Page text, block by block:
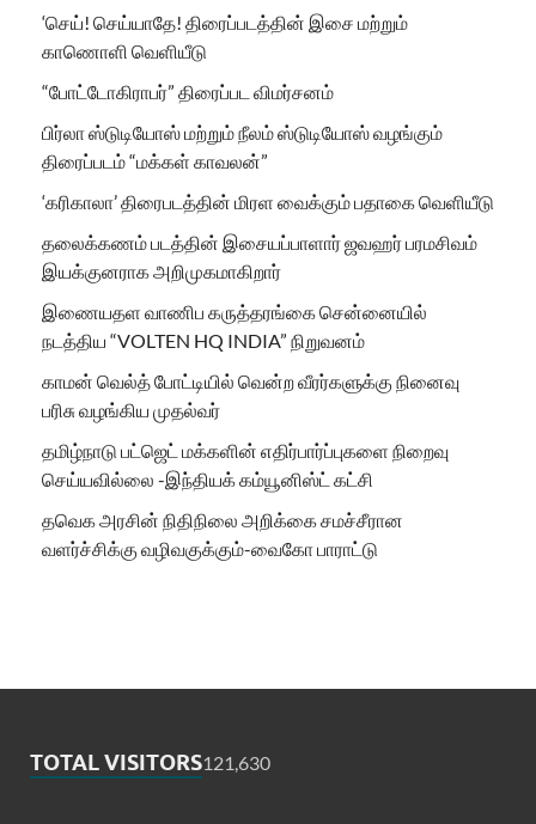
‘செய்! செய்யாதே! திரைப்படத்தின் இசை மற்றும்
காணொளி வெளியீடு
“போட்டோகிராபர்” திரைப்பட விமர்சனம்
பிர்லா ஸ்டுடியோஸ் மற்றும் நீலம் ஸ்டுடியோஸ் வழங்கும்
திரைப்படம் “மக்கள் காவலன்”
‘கரிகாலா’ திரைபடத்தின் மிரள வைக்கும் பதாகை வெளியீடு
தலைக்கணம் படத்தின் இசையப்பாளார் ஜவஹர் பரமசிவம்
இயக்குனராக அறிமுகமாகிறார்
இணையதள வாணிப கருத்தரங்கை சென்னையில்
நடத்திய “VOLTEN HQ INDIA” நிறுவனம்
காமன் வெல்த் போட்டியில் வென்ற வீரர்களுக்கு நினைவு
பரிசு வழங்கிய முதல்வர்
தமிழ்நாடு பட்ஜெட் மக்களின் எதிர்பார்ப்புகளை நிறைவு
செய்யவில்லை -இந்தியக் கம்யூனிஸ்ட் கட்சி
தவெக அரசின் நிதிநிலை அறிக்கை சமச்சீரான
வளர்ச்சிக்கு வழிவகுக்கும்-வைகோ பாராட்டு
TOTAL VISITORS121,630